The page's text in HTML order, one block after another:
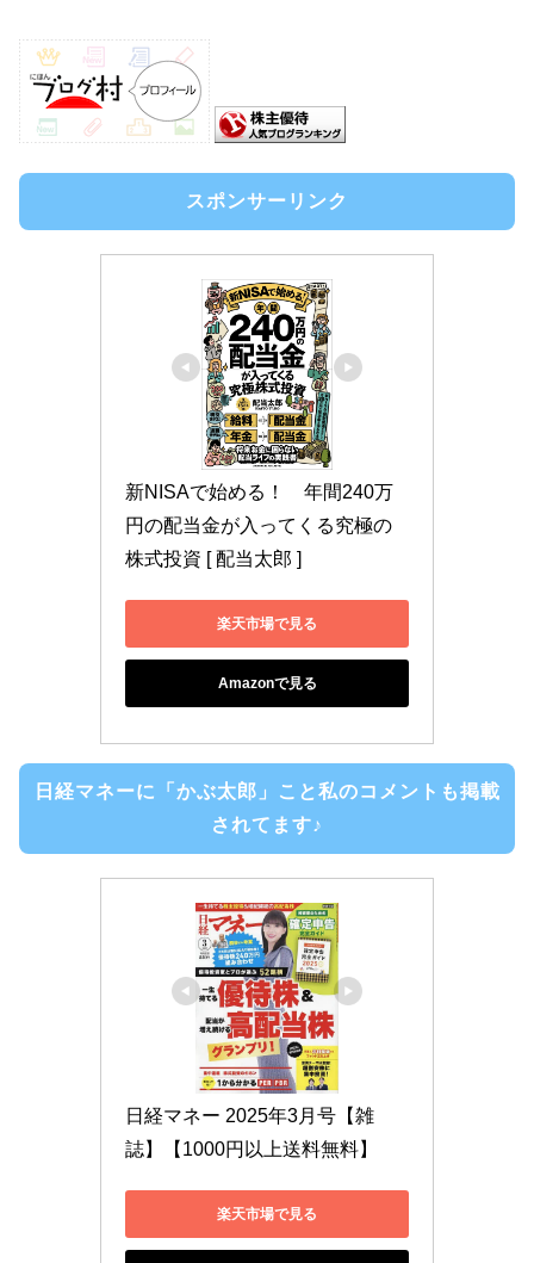
スポンサーリンク
新NISAで始める！　年間240万
円の配当金が入ってくる究極の
株式投資 [ 配当太郎 ]
楽天市場で見る
Amazonで見る
日経マネーに「かぶ太郎」こと私のコメントも掲載
されてます♪
日経マネー 2025年3月号【雑
誌】【1000円以上送料無料】
楽天市場で見る